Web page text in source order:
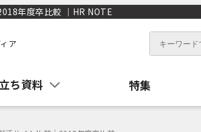
年度卒比較 ｜HR NOTE
ア
ち資料 特集